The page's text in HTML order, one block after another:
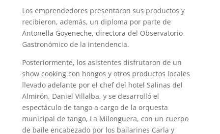
Los emprendedores presentaron sus productos y
recibieron, además, un diploma por parte de
Antonella Goyeneche, directora del Observatorio
Gastronómico de la intendencia.
Posteriormente, los asistentes disfrutaron de un
show cooking con hongos y otros productos locales
llevado adelante por el chef del hotel Salinas del
Almirón, Daniel Villalba, y se desarrolló el
espectáculo de tango a cargo de la orquesta
municipal de tango, La Milonguera, con un cuerpo
de baile encabezado por los bailarines Carla y